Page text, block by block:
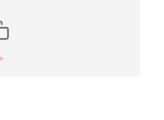
銷產品